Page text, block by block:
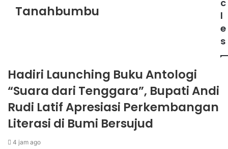
Tanahbumbu
c
l
e
s
Hadiri Launching Buku Antologi
“Suara dari Tenggara”, Bupati Andi
Rudi Latif Apresiasi Perkembangan
Literasi di Bumi Bersujud
4 jam ago